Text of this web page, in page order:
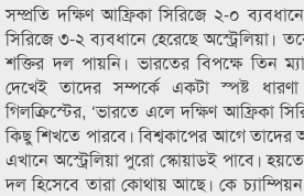
সম্প্রতি দক্ষিণ আফ্রিকা সিরিজে ২-০
সিরিজে ৩-২ ব্যবধানে হেরেছে অস্ট্রেলিয়া।
শক্তির দল পায়নি। ভারতের বিপক্ষে তিন
দেখেই তাদের সম্পর্কে একটা স্পষ্ট
গিলক্রিস্টের, ‘ভারতে এলে দক্ষিণ আফ্রিকা
কিছু শিখতে পারবে। বিশ্বকাপের আগে
এখানে অস্ট্রেলিয়া পুরো স্কোয়াডই পাবে।
দল হিসেবে তারা কোথায় আছে। কে